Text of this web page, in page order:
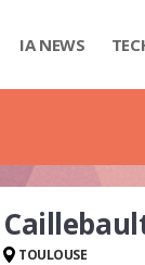
IA NEWS
TOULOUSE